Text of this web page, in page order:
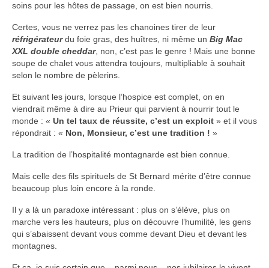
soins pour les hôtes de passage, on est bien nourris.
Certes, vous ne verrez pas les chanoines tirer de leur
réfrigérateurdu foie gras, des huîtres, ni même un Big Mac
XXL double cheddar, non, c’est pas le genre ! Mais une bonne
soupe de chalet vous attendra toujours, multipliable à souhait
selon le nombre de pèlerins.
Et suivant les jours, lorsque l’hospice est complet, on en
viendrait même à dire au Prieur qui parvient à nourrir tout le
monde : « Un tel taux de réussite, c’est un exploit » et il vous
répondrait : « Non, Monsieur, c’est une tradition ! »
La tradition de l’hospitalité montagnarde est bien connue.
Mais celle des fils spirituels de St Bernard mérite d’être connue
beaucoup plus loin encore à la ronde.
Il y a là un paradoxe intéressant : plus on s’élève, plus on
marche vers les hauteurs, plus on découvre l’humilité, les gens
qui s’abaissent devant vous comme devant Dieu et devant les
montagnes.